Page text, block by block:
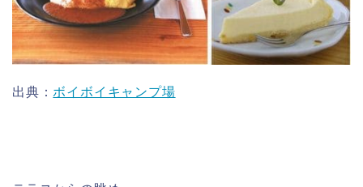
出典： ボイボイキャンプ場